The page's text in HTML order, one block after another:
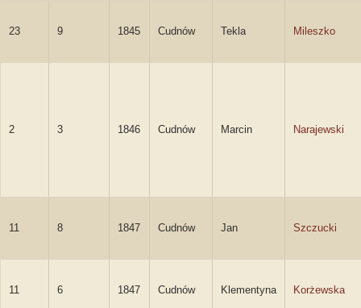
23 9 1845 Cudnów Tekla Mileszko
2 3 1846 Cudnów Marcin Narajewski
11 8 1847 Cudnów Jan Szczucki
11 6 1847 Cudnów Klementyna Korżewska